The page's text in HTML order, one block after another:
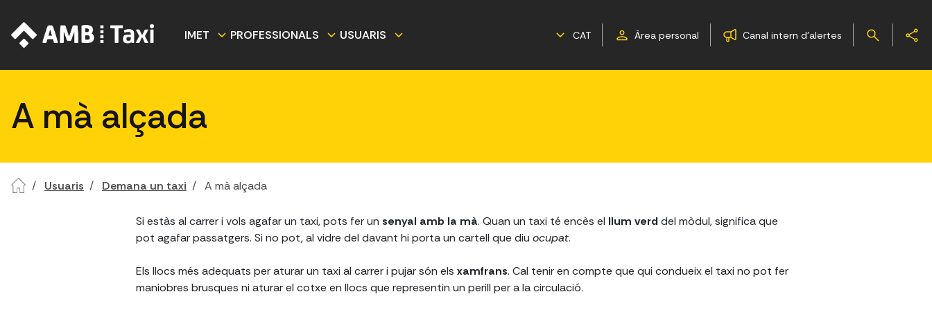
IMET PROFESSIONALS USUARIS CAT Àrea personal Canal intern d'alertes
A mà alçada
Usuaris Demana un taxi A mà alçada
Si estàs al carrer i vols agafar un taxi, pots fer un senyal amb la mà. Quan un taxi té encès el llum verd del mòdul, significa que
pot agafar passatgers. Si no pot, al vidre del davant hi porta un cartell que diu ocupat.
Els llocs més adequats per aturar un taxi al carrer i pujar són els xamfrans. Cal tenir en compte que qui condueix el taxi no pot fer
maniobres brusques ni aturar el cotxe en llocs que representin un perill per a la circulació.